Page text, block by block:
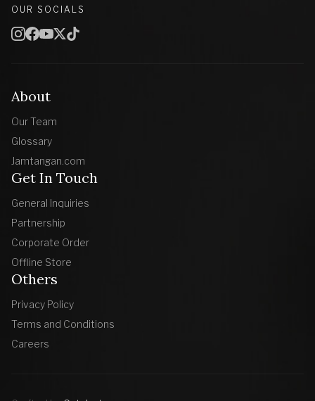
About
Our Team
Glossary
Jamtangan.com
Get In Touch
General Inquiries
Partnership
Corporate Order
Offline Store
Others
Privacy Policy
Terms and Conditions
Careers
OUR SOCIALS